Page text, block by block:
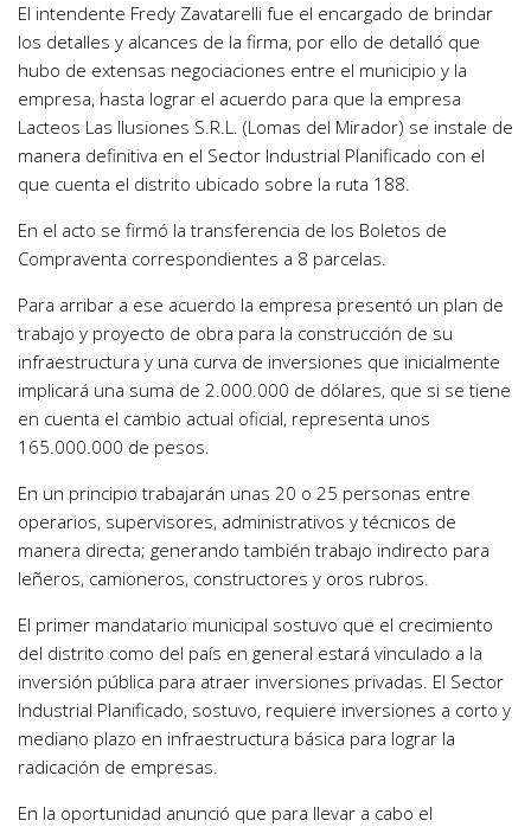
El intendente Fredy Zavatarelli fue el encargado de brindar
los detalles y alcances de la firma, por ello de detalló que
hubo de extensas negociaciones entre el municipio y la
empresa, hasta lograr el acuerdo para que la empresa
Lacteos Las Ilusiones S.R.L. (Lomas del Mirador) se instale de
manera definitiva en el Sector Industrial Planificado con el
que cuenta el distrito ubicado sobre la ruta 188.
En el acto se firmó la transferencia de los Boletos de
Compraventa correspondientes a 8 parcelas.
Para arribar a ese acuerdo la empresa presentó un plan de
trabajo y proyecto de obra para la construcción de su
infraestructura y una curva de inversiones que inicialmente
implicará una suma de 2.000.000 de dólares, que si se tiene
en cuenta el cambio actual oficial, representa unos
165.000.000 de pesos.
En un principio trabajarán unas 20 o 25 personas entre
operarios, supervisores, administrativos y técnicos de
manera directa; generando también trabajo indirecto para
leñeros, camioneros, constructores y oros rubros.
El primer mandatario municipal sostuvo que el crecimiento
del distrito como del país en general estará vinculado a la
inversión pública para atraer inversiones privadas. El Sector
Industrial Planificado, sostuvo, requiere inversiones a corto y
mediano plazo en infraestructura básica para lograr la
radicación de empresas.
En la oportunidad anunció que para llevar a cabo el